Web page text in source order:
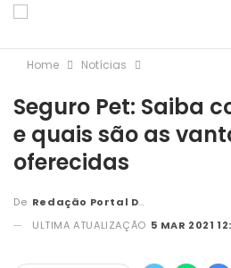
Home Notícias
Seguro Pet: Saiba
e quais são as
oferecidas
De Redação Portal DBC
ULTIMA ATUALIZAÇÃO 5 MAR 2021